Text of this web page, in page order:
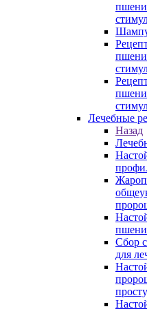
Лечебные
Назад
Сбор
для